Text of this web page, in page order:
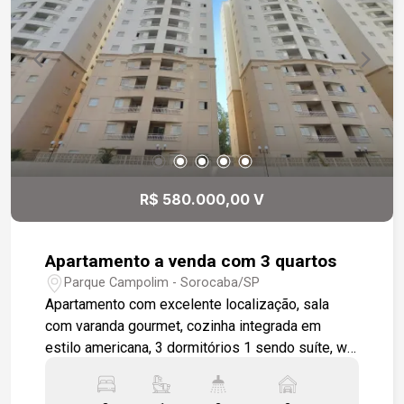
R$ 580.000,00 V
Apartamento a venda com 3 quartos
Parque Campolim - Sorocaba/SP
Apartamento com excelente localização, sala
com varanda gourmet, cozinha integrada em
estilo americana, 3 dormitórios 1 sendo suíte, wc
entregue todo em piso cerâmico padrão, 2 vagas